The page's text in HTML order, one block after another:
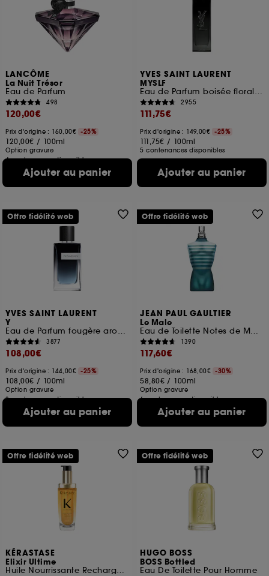
LANCÔME
La Nuit Trésor
Eau de Parfum
498
120,00€
Prix d'origine : 160,00€ -25%
120,00€ / 100ml
Option gravure
4 contenances disponibles
Ajouter au panier
YVES SAINT LAURENT
MYSLF
Eau de Parfum boisée florale Rechargeable pour homme
2955
111,75€
Prix d'origine : 149,00€ -25%
111,75€ / 100ml
5 contenances disponibles
Ajouter au panier
YVES SAINT LAURENT
Y
Eau de Parfum fougère aromatique rechargeable pour homme
3877
108,00€
Prix d'origine : 144,00€ -25%
108,00€ / 100ml
Option gravure
3 contenances disponibles
Ajouter au panier
Offre fidélité web
JEAN PAUL GAULTIER
Le Male
Eau de Toilette Notes de Menthe, Lavande et Vanille
1390
117,60€
Prix d'origine : 168,00€ -30%
58,80€ / 100ml
Option gravure
6 contenances disponibles
Ajouter au panier
Offre fidélité web
KÉRASTASE
Elixir Ultime
Huile Nourrissante Rechargeable pour Cheveux Secs
Offre fidélité web
HUGO BOSS
BOSS Bottled
Eau De Toilette Pour Homme
Offre fidélité web